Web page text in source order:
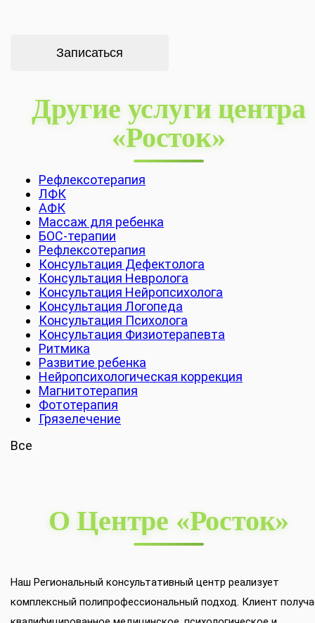
Другие услуги центра
«Росток»
Рефлексотерапия
ЛФК
АФК
Массаж для ребенка
БОС-терапии
Рефлексотерапия
Консультация Дефектолога
Консультация Невролога
Консультация Нейропсихолога
Консультация Логопеда
Консультация Психолога
Консультация Физиотерапевта
Ритмика
Развитие ребенка
Нейропсихологическая коррекция
Магнитотерапия
Фототерапия
Грязелечение
Все
О Центре «Росток»
Наш Региональный консультативный центр реализует
комплексный полипрофессиональный подход. Клиент